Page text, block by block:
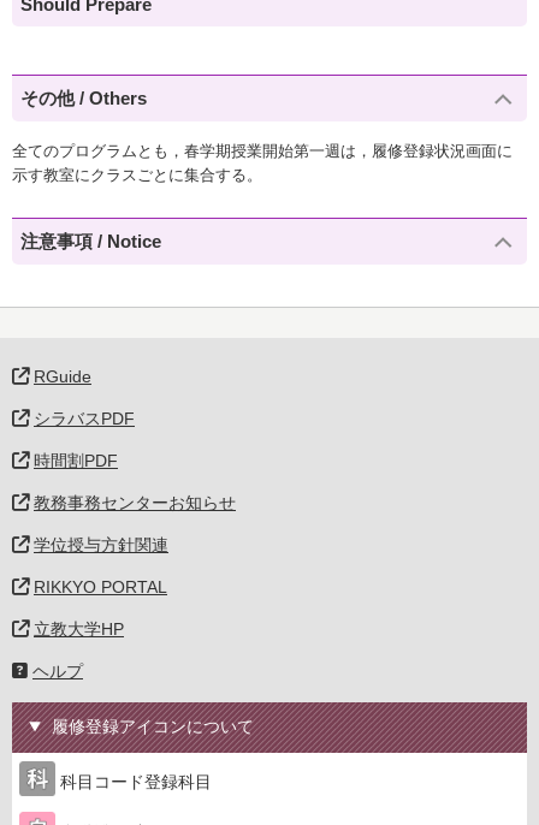
その他 / Others
全てのプログラムとも，春学期授業開始第一週は，履修登録状況画面に
示す教室にクラスごとに集合する。
注意事項 / Notice
RGuide
シラバスPDF
時間割PDF
教務事務センターお知らせ
学位授与方針関連
RIKKYO PORTAL
立教大学HP
ヘルプ
履修登録アイコンについて
科目コード登録科目